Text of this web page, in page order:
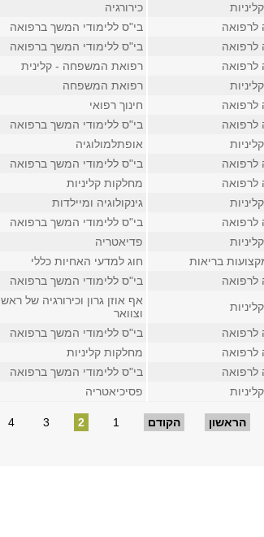
כירורגיה
לרפואה
בי"ס ללימודי המשך ברפואה
לרפואה
בי"ס ללימודי המשך ברפואה
לרפואה
רפואת המשפחה - קלינית
רפואת המשפחה
לרפואה
חינוך רפואי
לרפואה
בי"ס ללימודי המשך ברפואה
אופתלמולוגיה
לרפואה
בי"ס ללימודי המשך ברפואה
לרפואה
מחלקות קליניות
גינקולוגיה ומיילדות
לרפואה בי"ס ללימודי המשך ברפואה
פדיאטריה
בריאות
חוג למדעי האחיות כללי
לרפואה
בי"ס ללימודי המשך ברפואה
אף אוזן גרון וכירורגיה של ראש
וצוואר
לרפואה
בי"ס ללימודי המשך ברפואה
לרפואה מחלקות קליניות
לרפואה
בי"ס ללימודי המשך ברפואה
פסיכיאטריה
הראשון הקודם 1
2
3
4